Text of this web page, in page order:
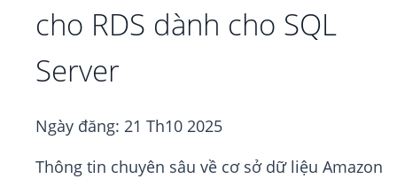
cho RDS dành cho SQL
Server
Ngày đăng: 21 Th10 2025
Thông tin chuyên sâu về cơ sở dữ liệu Amazon